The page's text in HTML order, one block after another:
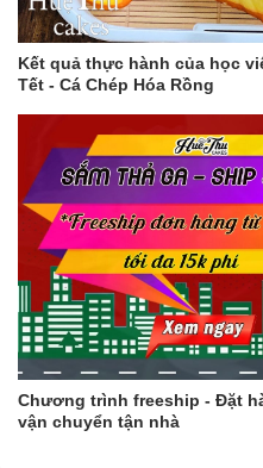
ngày, thậm chí cả tuần
nhiên, nếu chỉ ngâm
phòng, thì khuôn sẽ bị
Bạn có thể phơi khuôn
khô bằng máy sấy đều
dưới ánh nắng mặt trời,
tránh bụi bẩn bám vào.
Với cách làm này, khuôn rau
không bị mốc thâm kim.
Thêm một số mẹo giúp
kim
Sau khi rửa sạch khuôn,
để khử trùng.
Bạn nên bảo quản
mát.
Kết quả thực hành của học
Tết - Cá Chép Hóa Rồng
Chương trình freeship - Đặt
vận chuyển tận nhà